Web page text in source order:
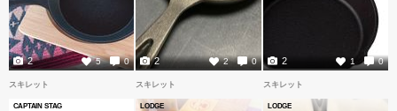
5 0
2 2 0
2 1 0
2
スキレット
CAPTAIN STAG
スキレット
LODGE
スキレット
LODGE